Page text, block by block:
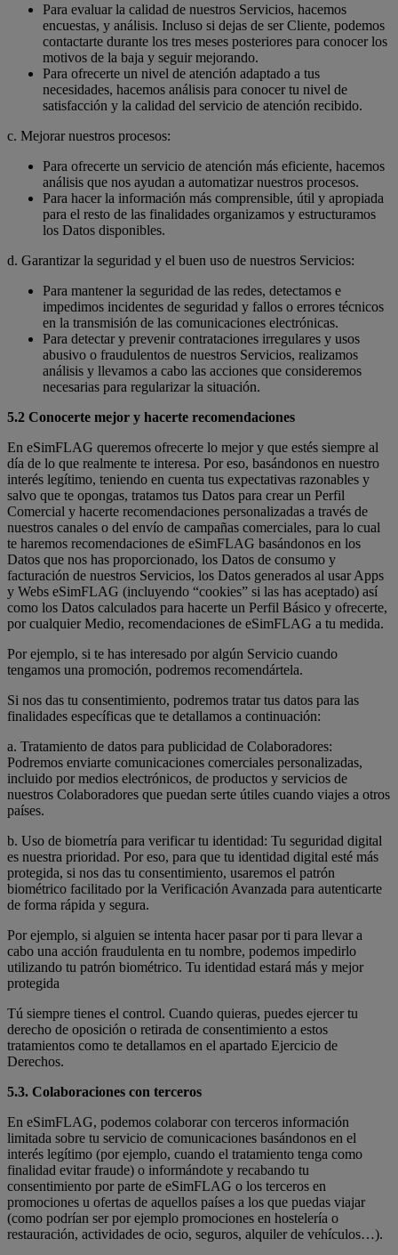
Para evaluar la calidad de nuestros Servicios, hacemos
encuestas, y análisis. Incluso si dejas de ser Cliente, podemos
contactarte durante los tres meses posteriores para conocer los
motivos de la baja y seguir mejorando.
Para ofrecerte un nivel de atención adaptado a tus
necesidades, hacemos análisis para conocer tu nivel de
satisfacción y la calidad del servicio de atención recibido.
c. Mejorar nuestros procesos:
Para ofrecerte un servicio de atención más eficiente, hacemos
análisis que nos ayudan a automatizar nuestros procesos.
Para hacer la información más comprensible, útil y apropiada
para el resto de las finalidades organizamos y estructuramos
los Datos disponibles.
d. Garantizar la seguridad y el buen uso de nuestros Servicios:
Para mantener la seguridad de las redes, detectamos e
impedimos incidentes de seguridad y fallos o errores técnicos
en la transmisión de las comunicaciones electrónicas.
Para detectar y prevenir contrataciones irregulares y usos
abusivo o fraudulentos de nuestros Servicios, realizamos
análisis y llevamos a cabo las acciones que consideremos
necesarias para regularizar la situación.
5.2 Conocerte mejor y hacerte recomendaciones
En eSimFLAG queremos ofrecerte lo mejor y que estés siempre al
día de lo que realmente te interesa. Por eso, basándonos en nuestro
interés legítimo, teniendo en cuenta tus expectativas razonables y
salvo que te opongas, tratamos tus Datos para crear un Perfil
Comercial y hacerte recomendaciones personalizadas a través de
nuestros canales o del envío de campañas comerciales, para lo cual
te haremos recomendaciones de eSimFLAG basándonos en los
Datos que nos has proporcionado, los Datos de consumo y
facturación de nuestros Servicios, los Datos generados al usar Apps
y Webs eSimFLAG (incluyendo “cookies” si las has aceptado) así
como los Datos calculados para hacerte un Perfil Básico y ofrecerte,
por cualquier Medio, recomendaciones de eSimFLAG a tu medida.
Por ejemplo, si te has interesado por algún Servicio cuando
tengamos una promoción, podremos recomendártela.
Si nos das tu consentimiento, podremos tratar tus datos para las
finalidades específicas que te detallamos a continuación:
a. Tratamiento de datos para publicidad de Colaboradores:
Podremos enviarte comunicaciones comerciales personalizadas,
incluido por medios electrónicos, de productos y servicios de
nuestros Colaboradores que puedan serte útiles cuando viajes a otros
países.
b. Uso de biometría para verificar tu identidad: Tu seguridad digital
es nuestra prioridad. Por eso, para que tu identidad digital esté más
protegida, si nos das tu consentimiento, usaremos el patrón
biométrico facilitado por la Verificación Avanzada para autenticarte
de forma rápida y segura.
Por ejemplo, si alguien se intenta hacer pasar por ti para llevar a
cabo una acción fraudulenta en tu nombre, podemos impedirlo
utilizando tu patrón biométrico. Tu identidad estará más y mejor
protegida
Tú siempre tienes el control. Cuando quieras, puedes ejercer tu
derecho de oposición o retirada de consentimiento a estos
tratamientos como te detallamos en el apartado Ejercicio de
Derechos.
5.3. Colaboraciones con terceros
En eSimFLAG, podemos colaborar con terceros información
limitada sobre tu servicio de comunicaciones basándonos en el
interés legítimo (por ejemplo, cuando el tratamiento tenga como
finalidad evitar fraude) o informándote y recabando tu
consentimiento por parte de eSimFLAG o los terceros en
promociones u ofertas de aquellos países a los que puedas viajar
(como podrían ser por ejemplo promociones en hostelería o
restauración, actividades de ocio, seguros, alquiler de vehículos…).